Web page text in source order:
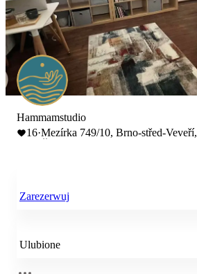
Hammamstudio
16·Mezírka 749/10, Brno-střed-Veveří,
Zarezerwuj
Ulubione